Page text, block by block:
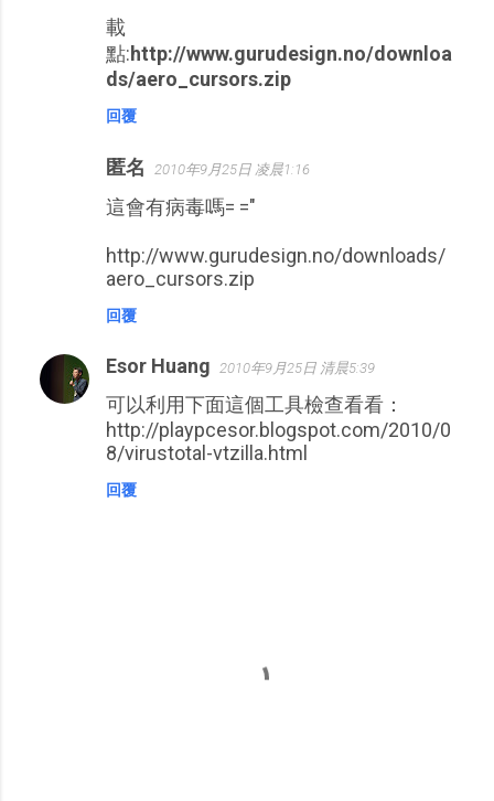
載
點:http://www.gurudesign.no/downloa
ds/aero_cursors.zip
回覆
匿名 2010年9月25日 凌晨1:16
這會有病毒嗎= ="
http://www.gurudesign.no/downloads/
aero_cursors.zip
回覆
Esor Huang 2010年9月25日 清晨5:39
可以利用下面這個工具檢查看看：
http://playpcesor.blogspot.com/2010/0
8/virustotal-vtzilla.html
回覆